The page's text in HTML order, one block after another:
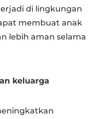
di lingkungan
membuat anak
lebih aman selama
keluarga